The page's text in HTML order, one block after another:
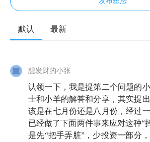
默认 最新
想发财的小张
认领一下，我是提第二个问题的
士和小羊的解答和分享，其实提
该是在七月份还是八月份，经过
已经做了下面两件事来应对这种“
是先“把手弄脏”，少投资一部分